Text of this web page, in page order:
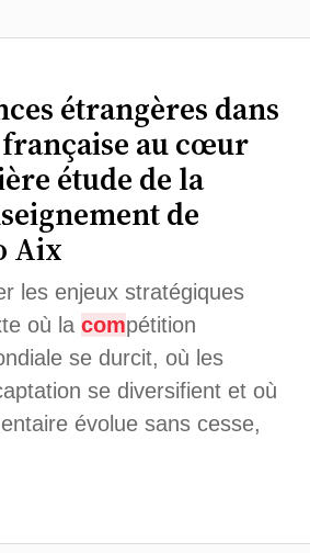
étrangères dans
française au cœur
étude de la
de
Aix
les enjeux stratégiques
où la compétition
se durcit, où les
se diversifient et où
évolue sans cesse,